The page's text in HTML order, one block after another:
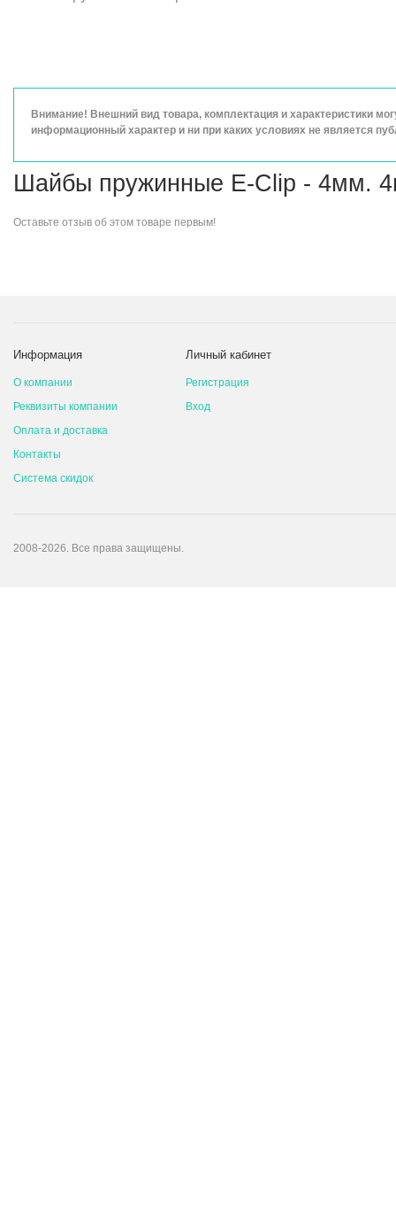
Внимание! Внешний вид товара, комплектация и характеристики
информационный характер и ни при каких условиях не является
Шайбы пружинные E-Clip - 4мм.
Оставьте отзыв об этом товаре первым!
Информация
О компании
Реквизиты компании
Оплата и доставка
Контакты
Система скидок
Личный кабинет
Регистрация
Вход
2008-2026. Все права защищены.